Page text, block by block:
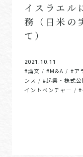
イスラエ
務（日米の
て）
2021.10.11
#論文 / #M&A / #ア
ンス / #起業・株式
イントベンチャー /